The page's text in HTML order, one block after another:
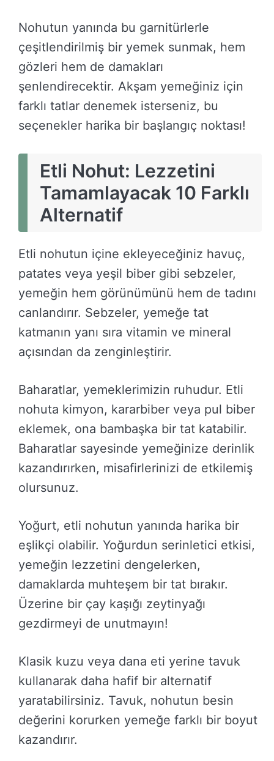
Nohutun yanında bu garnitürlerle
çeşitlendirilmiş bir yemek sunmak, hem
gözleri hem de damakları
şenlendirecektir. Akşam yemeğiniz için
farklı tatlar denemek isterseniz, bu
seçenekler harika bir başlangıç noktası!
Etli Nohut: Lezzetini
Tamamlayacak 10 Farklı
Alternatif
Etli nohutun içine ekleyeceğiniz havuç,
patates veya yeşil biber gibi sebzeler,
yemeğin hem görünümünü hem de tadını
canlandırır. Sebzeler, yemeğe tat
katmanın yanı sıra vitamin ve mineral
açısından da zenginleştirir.
Baharatlar, yemeklerimizin ruhudur. Etli
nohuta kimyon, kararbiber veya pul biber
eklemek, ona bambaşka bir tat katabilir.
Baharatlar sayesinde yemeğinize derinlik
kazandırırken, misafirlerinizi de etkilemiş
olursunuz.
Yoğurt, etli nohutun yanında harika bir
eşlikçi olabilir. Yoğurdun serinletici etkisi,
yemeğin lezzetini dengelerken,
damaklarda muhteşem bir tat bırakır.
Üzerine bir çay kaşığı zeytinyağı
gezdirmeyi de unutmayın!
Klasik kuzu veya dana eti yerine tavuk
kullanarak daha hafif bir alternatif
yaratabilirsiniz. Tavuk, nohutun besin
değerini korurken yemeğe farklı bir boyut
kazandırır.